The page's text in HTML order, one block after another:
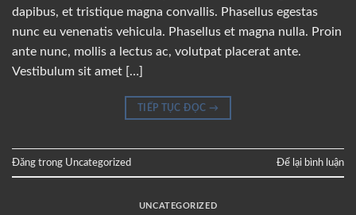
dapibus, et tristique magna convallis. Phasellus egestas
nunc eu venenatis vehicula. Phasellus et magna nulla. Proin
ante nunc, mollis a lectus ac, volutpat placerat ante.
Vestibulum sit amet […]
TIẾP TỤC ĐỌC →
Đăng trong Uncategorized Để lại bình luận
UNCATEGORIZED